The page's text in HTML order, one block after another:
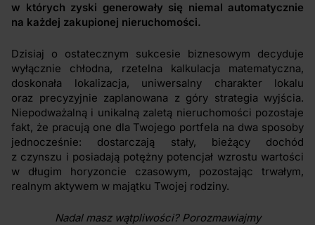
w których zyski generowały się niemal automatycznie
na każdej zakupionej nieruchomości.
Dzisiaj o ostatecznym sukcesie biznesowym decyduje
wyłącznie chłodna, rzetelna kalkulacja matematyczna,
doskonała lokalizacja, uniwersalny charakter lokalu
oraz precyzyjnie zaplanowana z góry strategia wyjścia.
Niepodważalną i unikalną zaletą nieruchomości pozostaje
fakt, że pracują one dla Twojego portfela na dwa sposoby
jednocześnie: dostarczają stały, bieżący dochód
z czynszu i posiadają potężny potencjał wzrostu wartości
w długim horyzoncie czasowym, pozostając trwałym,
realnym aktywem w majątku Twojej rodziny.
Nadal masz wątpliwości? Porozmawiajmy